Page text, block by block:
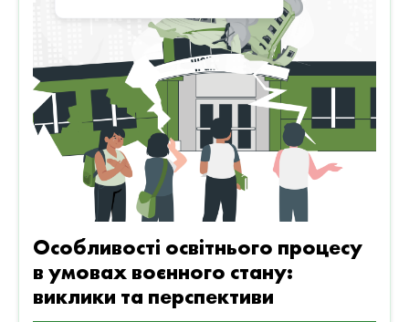
Особливості освітнього процесу
в умовах воєнного стану:
виклики та перспективи